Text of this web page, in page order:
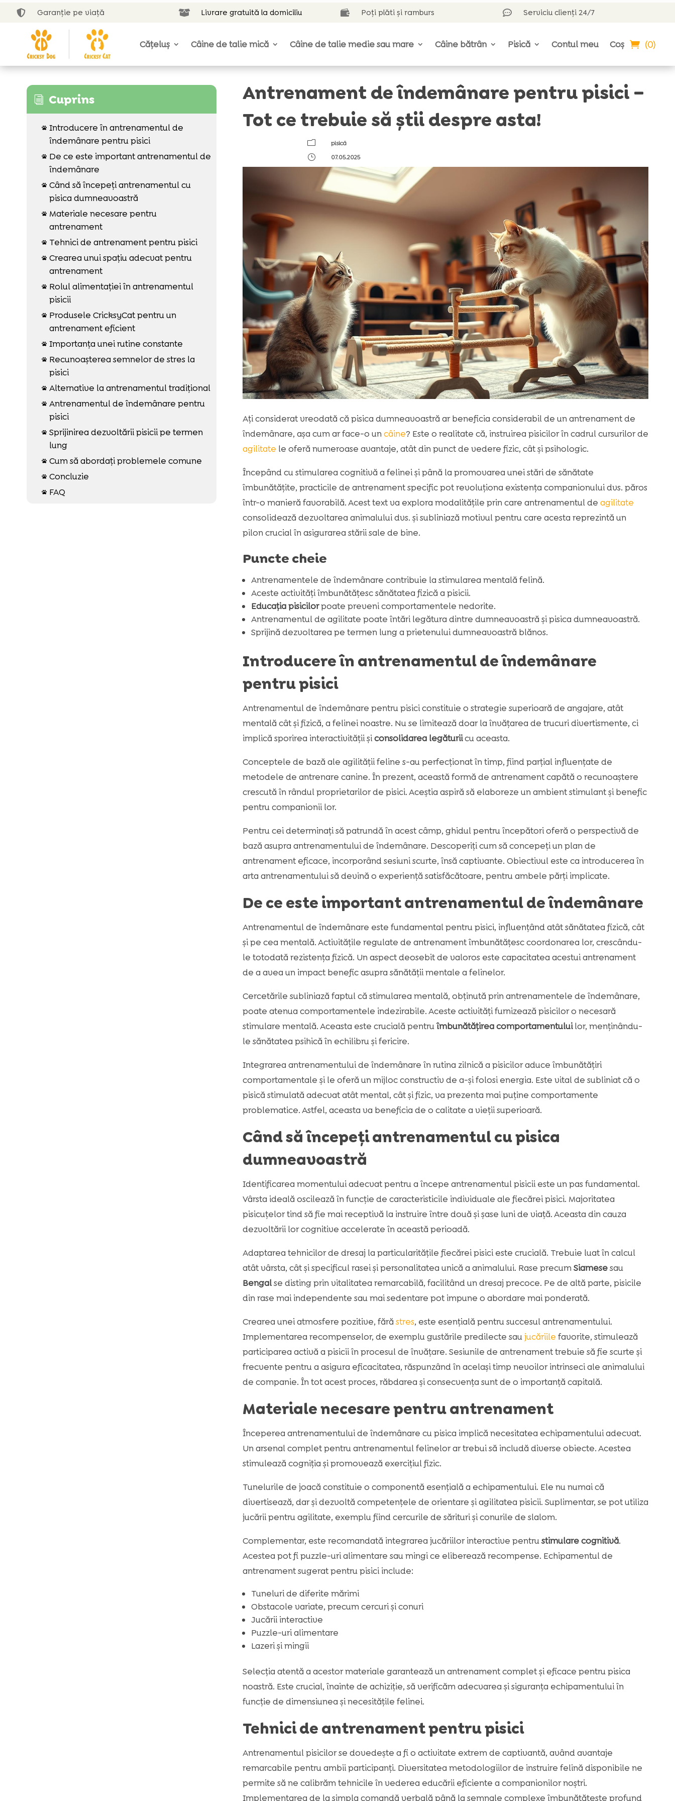
 Garanție pe viață  Livrare gratuită la domiciliu  Poți plăti și ramburs  Serviciu clienți 24/7
Cățeluș Câine de talie mică Câine de talie medie sau mare Câine bătrân Pisică Contul meu Coș (0)
i Cuprins
 Introducere în antrenamentul de
îndemânare pentru pisici

De ce este important antrenamentul de
îndemânare
 Când să începeți antrenamentul cu
pisica dumneavoastră

Materiale necesare pentru
antrenament
 Tehnici de antrenament pentru pisici
 Crearea unui spațiu adecvat pentru
antrenament

Rolul alimentației în antrenamentul
pisicii

Produsele CricksyCat pentru un
antrenament eficient
 Importanța unei rutine constante

Recunoașterea semnelor de stres la
pisici
 Alternative la antrenamentul tradițional
 Antrenamentul de îndemânare pentru
pisici
 Sprijinirea dezvoltării pisicii pe termen
lung
 Cum să abordați problemele comune
 Concluzie
 FAQ
Antrenament de îndemânare pentru pisici –
Tot ce trebuie să știi despre asta!
m
pisică
}
07.05.2025
Ați considerat vreodată că pisica dumneavoastră ar beneficia considerabil de un antrenament de
îndemânare, așa cum ar face-o un câine? Este o realitate că, instruirea pisicilor în cadrul cursurilor de
agilitate le oferă numeroase avantaje, atât din punct de vedere fizic, cât și psihologic.
Începând cu stimularea cognitivă a felinei și până la promovarea unei stări de sănătate
îmbunătățite, practicile de antrenament specific pot revoluționa existența companionului dvs. păros
într-o manieră favorabilă. Acest text va explora modalitățile prin care antrenamentul de agilitate
consolidează dezvoltarea animalului dvs. și subliniază motivul pentru care acesta reprezintă un
pilon crucial în asigurarea stării sale de bine.
Puncte cheie
Antrenamentele de îndemânare contribuie la stimularea mentală felină.
Aceste activități îmbunătățesc sănătatea fizică a pisicii.
Educația pisicilorpoate preveni comportamentele nedorite.
Antrenamentul de agilitate poate întări legătura dintre dumneavoastră și pisica dumneavoastră.
Sprijină dezvoltarea pe termen lung a prietenului dumneavoastră blănos.
Introducere în antrenamentul de îndemânare
pentru pisici
Antrenamentul de îndemânare pentru pisici constituie o strategie superioară de angajare, atât
mentală cât și fizică, a felinei noastre. Nu se limitează doar la învățarea de trucuri divertismente, ci
implică sporirea interactivității șiconsolidarea legăturiicu aceasta.
Conceptele de bază ale agilității feline s-au perfecționat în timp, fiind parțial influențate de
metodele de antrenare canine. În prezent, această formă de antrenament capătă o recunoaștere
crescută în rândul proprietarilor de pisici. Aceștia aspiră să elaboreze un ambient stimulant și benefic
pentru companionii lor.
Pentru cei determinați să patrundă în acest câmp, ghidul pentru începători oferă o perspectivă de
bază asupra antrenamentului de îndemânare. Descoperiți cum să concepeți un plan de
antrenament eficace, incorporând sesiuni scurte, însă captivante. Obiectivul este ca introducerea în
arta antrenamentului să devină o experiență satisfăcătoare, pentru ambele părți implicate.
De ce este important antrenamentul de îndemânare
Antrenamentul de îndemânare este fundamental pentru pisici, influențând atât sănătatea fizică, cât
și pe cea mentală. Activitățile regulate de antrenament îmbunătățesc coordonarea lor, crescându-
le totodată rezistența fizică. Un aspect deosebit de valoros este capacitatea acestui antrenament
de a avea un impact benefic asupra sănătății mentale a felinelor.
Cercetările subliniază faptul că stimularea mentală, obținută prin antrenamentele de îndemânare,
poate atenua comportamentele indezirabile. Aceste activități furnizează pisicilor o necesară
stimulare mentală. Aceasta este crucială pentruîmbunătățirea comportamentuluilor, menținându-
le sănătatea psihică în echilibru și fericire.
Integrarea antrenamentului de îndemânare în rutina zilnică a pisicilor aduce îmbunătățiri
comportamentale și le oferă un mijloc constructiv de a-și folosi energia. Este vital de subliniat că o
pisică stimulată adecvat atât mental, cât și fizic, va prezenta mai puține comportamente
problematice. Astfel, aceasta va beneficia de o calitate a vieții superioară.
Când să începeți antrenamentul cu pisica
dumneavoastră
Identificarea momentului adecvat pentru a începe antrenamentul pisicii este un pas fundamental.
Vârsta ideală oscilează în funcție de caracteristicile individuale ale fiecărei pisici. Majoritatea
pisicuțelor tind să fie mai receptivă la instruire între două și șase luni de viață. Aceasta din cauza
dezvoltării lor cognitive accelerate în această perioadă.
Adaptarea tehnicilor de dresaj la particularitățile fiecărei pisici este crucială. Trebuie luat în calcul
atât vârsta, cât și specificul rasei și personalitatea unică a animalului. Rase precum Siamesesau
Bengalse disting prin vitalitatea remarcabilă, facilitând un dresaj precoce. Pe de altă parte, pisicile
din rase mai independente sau mai sedentare pot impune o abordare mai ponderată.
Crearea unei atmosfere pozitive, fără stres, este esențială pentru succesul antrenamentului.
Implementarea recompenselor, de exemplu gustările predilecte saujucăriile favorite, stimulează
participarea activă a pisicii în procesul de învățare. Sesiunile de antrenament trebuie să fie scurte și
frecvente pentru a asigura eficacitatea, răspunzând în același timp nevoilor intrinseci ale animalului
de companie. În tot acest proces, răbdarea și consecvența sunt de o importanță capitală.
Materiale necesare pentru antrenament
Începerea antrenamentului de îndemânare cu pisica implică necesitatea echipamentului adecvat.
Un arsenal complet pentru antrenamentul felinelor ar trebui să includă diverse obiecte. Acestea
stimulează cogniția și promovează exercițiul fizic.
Tunelurile de joacă constituie o componentă esențială a echipamentului. Ele nu numai că
divertisează, dar și dezvoltă competențele de orientare și agilitatea pisicii. Suplimentar, se pot utiliza
jucării pentru agilitate, exemplu fiind cercurile de sărituri și conurile de slalom.
Complementar, este recomandată integrarea jucăriilor interactive pentrustimulare cognitivă.
Acestea pot fi puzzle-uri alimentare sau mingi ce eliberează recompense. Echipamentul de
antrenament sugerat pentru pisici include:
Tuneluri de diferite mărimi
Obstacole variate, precum cercuri și conuri
Jucării interactive
Puzzle-uri alimentare
Lazeri și mingii
Selecția atentă a acestor materiale garantează un antrenament complet și eficace pentru pisica
noastră. Este crucial, înainte de achiziție, să verificăm adecvarea și siguranța echipamentului în
funcție de dimensiunea și necesitățile felinei.
Tehnici de antrenament pentru pisici
Antrenamentul pisicilor se dovedește a fi o activitate extrem de captivantă, având avantaje
remarcabile pentru ambii participanți. Diversitatea metodologiilor de instruire felină disponibile ne
permite să ne calibrăm tehnicile în vederea educării eficiente a companionilor noștri.
Implementarea de la simpla comandă verbală până la semnale complexe îmbunătățește profund